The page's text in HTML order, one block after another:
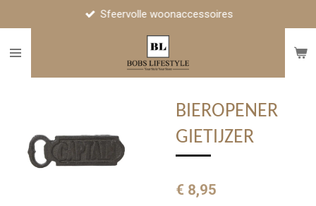
naar
Sfeervolle woonaccessoires
BIEROPENER
GIETIJZER
€ 8,95